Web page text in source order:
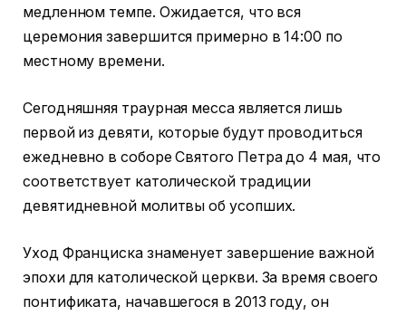
медленном темпе. Ожидается, что вся
церемония завершится примерно в 14:00 по
местному времени.
Сегодняшняя траурная месса является лишь
первой из девяти, которые будут проводиться
ежедневно в соборе Святого Петра до 4 мая, что
соответствует католической традиции
девятидневной молитвы об усопших.
Уход Франциска знаменует завершение важной
эпохи для католической церкви. За время своего
понтификата, начавшегося в 2013 году, он